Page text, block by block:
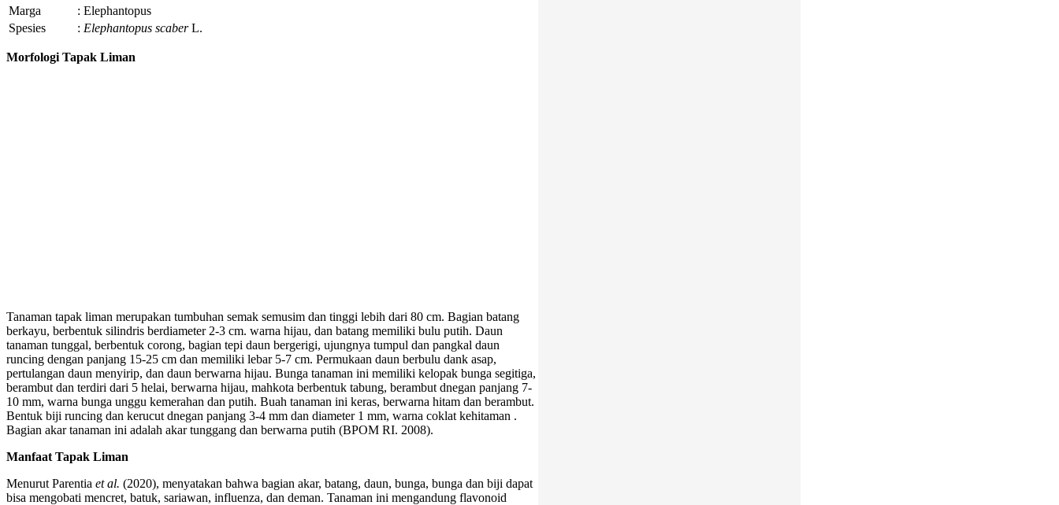
Marga
: Elephantopus
Spesies
: Elephantopus scaberL.
Morfologi Tapak Liman
Tanaman tapak liman merupakan tumbuhan semak semusim dan tinggi lebih dari 80 cm. Bagian batang
berkayu, berbentuk silindris berdiameter 2-3 cm. warna hijau, dan batang memiliki bulu putih. Daun
tanaman tunggal, berbentuk corong, bagian tepi daun bergerigi, ujungnya tumpul dan pangkal daun
runcing dengan panjang 15-25 cm dan memiliki lebar 5-7 cm. Permukaan daun berbulu dank asap,
pertulangan daun menyirip, dan daun berwarna hijau. Bunga tanaman ini memiliki kelopak bunga segitiga,
berambut dan terdiri dari 5 helai, berwarna hijau, mahkota berbentuk tabung, berambut dnegan panjang 7-
10 mm, warna bunga unggu kemerahan dan putih. Buah tanaman ini keras, berwarna hitam dan berambut.
Bentuk biji runcing dan kerucut dnegan panjang 3-4 mm dan diameter 1 mm, warna coklat kehitaman .
Bagian akar tanaman ini adalah akar tunggang dan berwarna putih (BPOM RI. 2008).
Manfaat Tapak Liman
Menurut Parentia et al. (2020), menyatakan bahwa bagian akar, batang, daun, bunga, bunga dan biji dapat
bisa mengobati mencret, batuk, sariawan, influenza, dan deman. Tanaman ini mengandung flavonoid